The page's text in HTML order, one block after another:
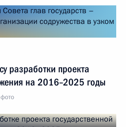
разработки проекта
на 2016–2025 годы